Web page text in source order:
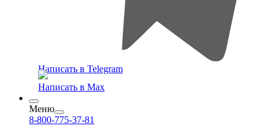
Написать в Telegram
Написать в Max
Меню
8-800-775-37-81